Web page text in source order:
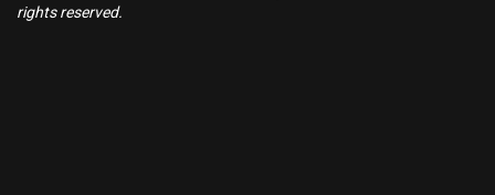
rights reserved.